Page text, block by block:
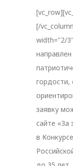
[/
width="2/
гордости,
заявку
сайте «За
в